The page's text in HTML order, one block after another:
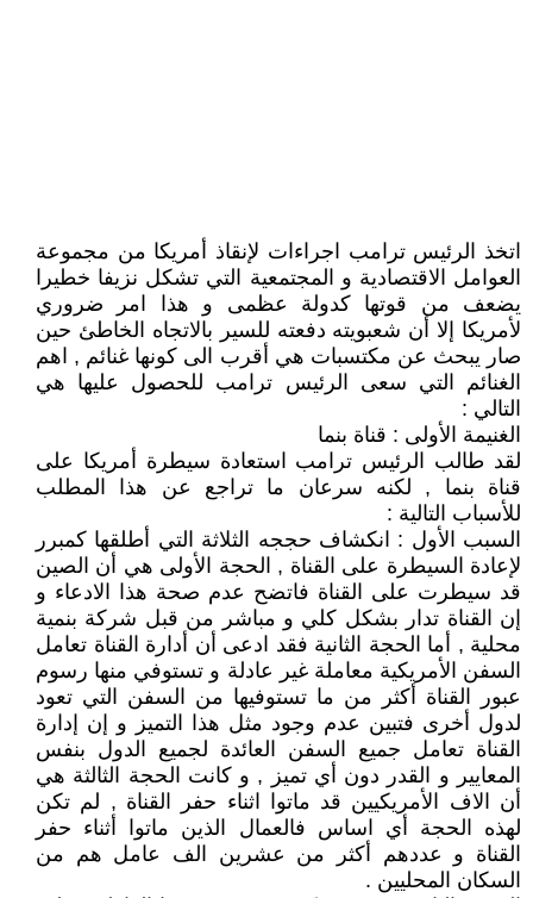
اتخذ الرئيس ترامب اجراءات لإنقاذ أمريكا من مجموعة
العوامل الاقتصادية و المجتمعية التي تشكل نزيفا خطيرا
يضعف من قوتها كدولة عظمى و هذا امر ضروري
لأمريكا إلا أن شعبويته دفعته للسير بالاتجاه الخاطئ حين
صار يبحث عن مكتسبات هي أقرب الى كونها غنائم , اهم
الغنائم التي سعى الرئيس ترامب للحصول عليها هي
التالي :
الغنيمة الأولى : قناة بنما
لقد طالب الرئيس ترامب استعادة سيطرة أمريكا على
قناة بنما , لكنه سرعان ما تراجع عن هذا المطلب
للأسباب التالية :
السبب الأول : انكشاف حججه الثلاثة التي أطلقها كمبرر
لإعادة السيطرة على القناة , الحجة الأولى هي أن الصين
قد سيطرت على القناة فاتضح عدم صحة هذا الادعاء و
إن القناة تدار بشكل كلي و مباشر من قبل شركة بنمية
محلية , أما الحجة الثانية فقد ادعى أن أدارة القناة تعامل
السفن الأمريكية معاملة غير عادلة و تستوفي منها رسوم
عبور القناة أكثر من ما تستوفيها من السفن التي تعود
لدول أخرى فتبين عدم وجود مثل هذا التميز و إن إدارة
القناة تعامل جميع السفن العائدة لجميع الدول بنفس
المعايير و القدر دون أي تميز , و كانت الحجة الثالثة هي
أن الاف الأمريكيين قد ماتوا اثناء حفر القناة , لم تكن
لهذه الحجة أي اساس فالعمال الذين ماتوا أثناء حفر
القناة و عددهم أكثر من عشرين الف عامل هم من
السكان المحليين .